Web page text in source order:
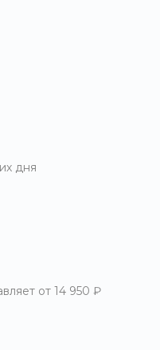
дня
от 14 950 ₽